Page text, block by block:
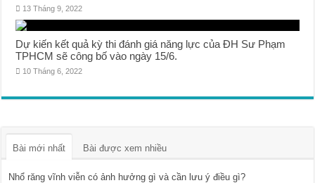
13 Tháng 9, 2022
Dự kiến kết quả kỳ thi đánh giá năng lực của ĐH Sư Phạm
TPHCM sẽ công bố vào ngày 15/6.
10 Tháng 6, 2022
Bài mới nhất Bài được xem nhiều
Nhổ răng vĩnh viễn có ảnh hưởng gì và cần lưu ý điều gì?